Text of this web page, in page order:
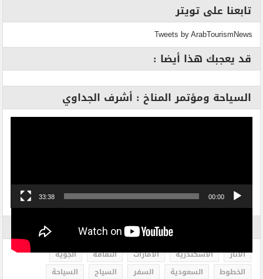
تابعنا على تويتر
Tweets by ArabTourismNews
قد يعجبك هذا أيضا :
السياحة ومؤتمر المناخ : أشرف الجداوي
00:00
33:38
الاثار الاسكندرية الامارات الثقافة
الجوية
الخطوط
السعودية السفر السياح
السياحة